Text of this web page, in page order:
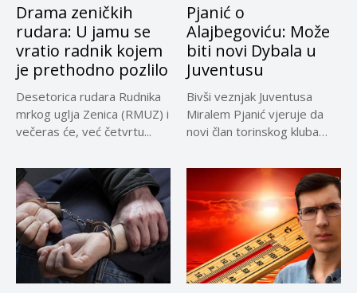
Drama zeničkih
rudara: U jamu se
vratio radnik kojem
je prethodno pozlilo
Desetorica rudara Rudnika
mrkog uglja Zenica (RMUZ) i
večeras će, već četvrtu...
Pjanić o
Alajbegoviću: Može
biti novi Dybala u
Juventusu
Bivši veznjak Juventusa
Miralem Pjanić vjeruje da
novi član torinskog kluba